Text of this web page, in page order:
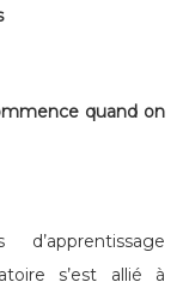
quand on
s’est allié à